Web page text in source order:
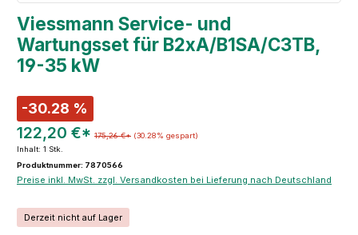
Viessmann Service- und
Wartungsset für B2xA/B1SA/C3TB,
19-35 kW
-30.28 %
122,20 €* 175,26 €* (30.28% gespart)
Inhalt: 1 Stk.
Produktnummer: 7870566
Preise inkl. MwSt. zzgl. Versandkosten bei Lieferung nach Deutschland
Derzeit nicht auf Lager